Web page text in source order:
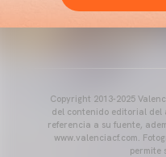
Copyright 2013-2025
del contenido editorial del
referencia a su fuente,
www.valenciacf.com.
permite